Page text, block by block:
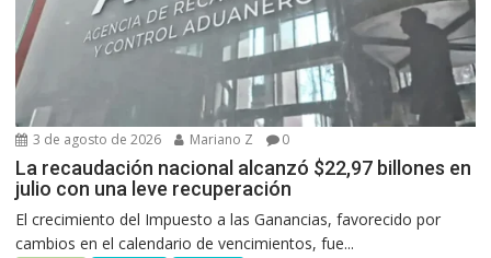
3 de agosto de 2026 Mariano Z 0
La recaudación nacional alcanzó $22,97 billones en
julio con una leve recuperación
El crecimiento del Impuesto a las Ganancias, favorecido por
cambios en el calendario de vencimientos, fue...